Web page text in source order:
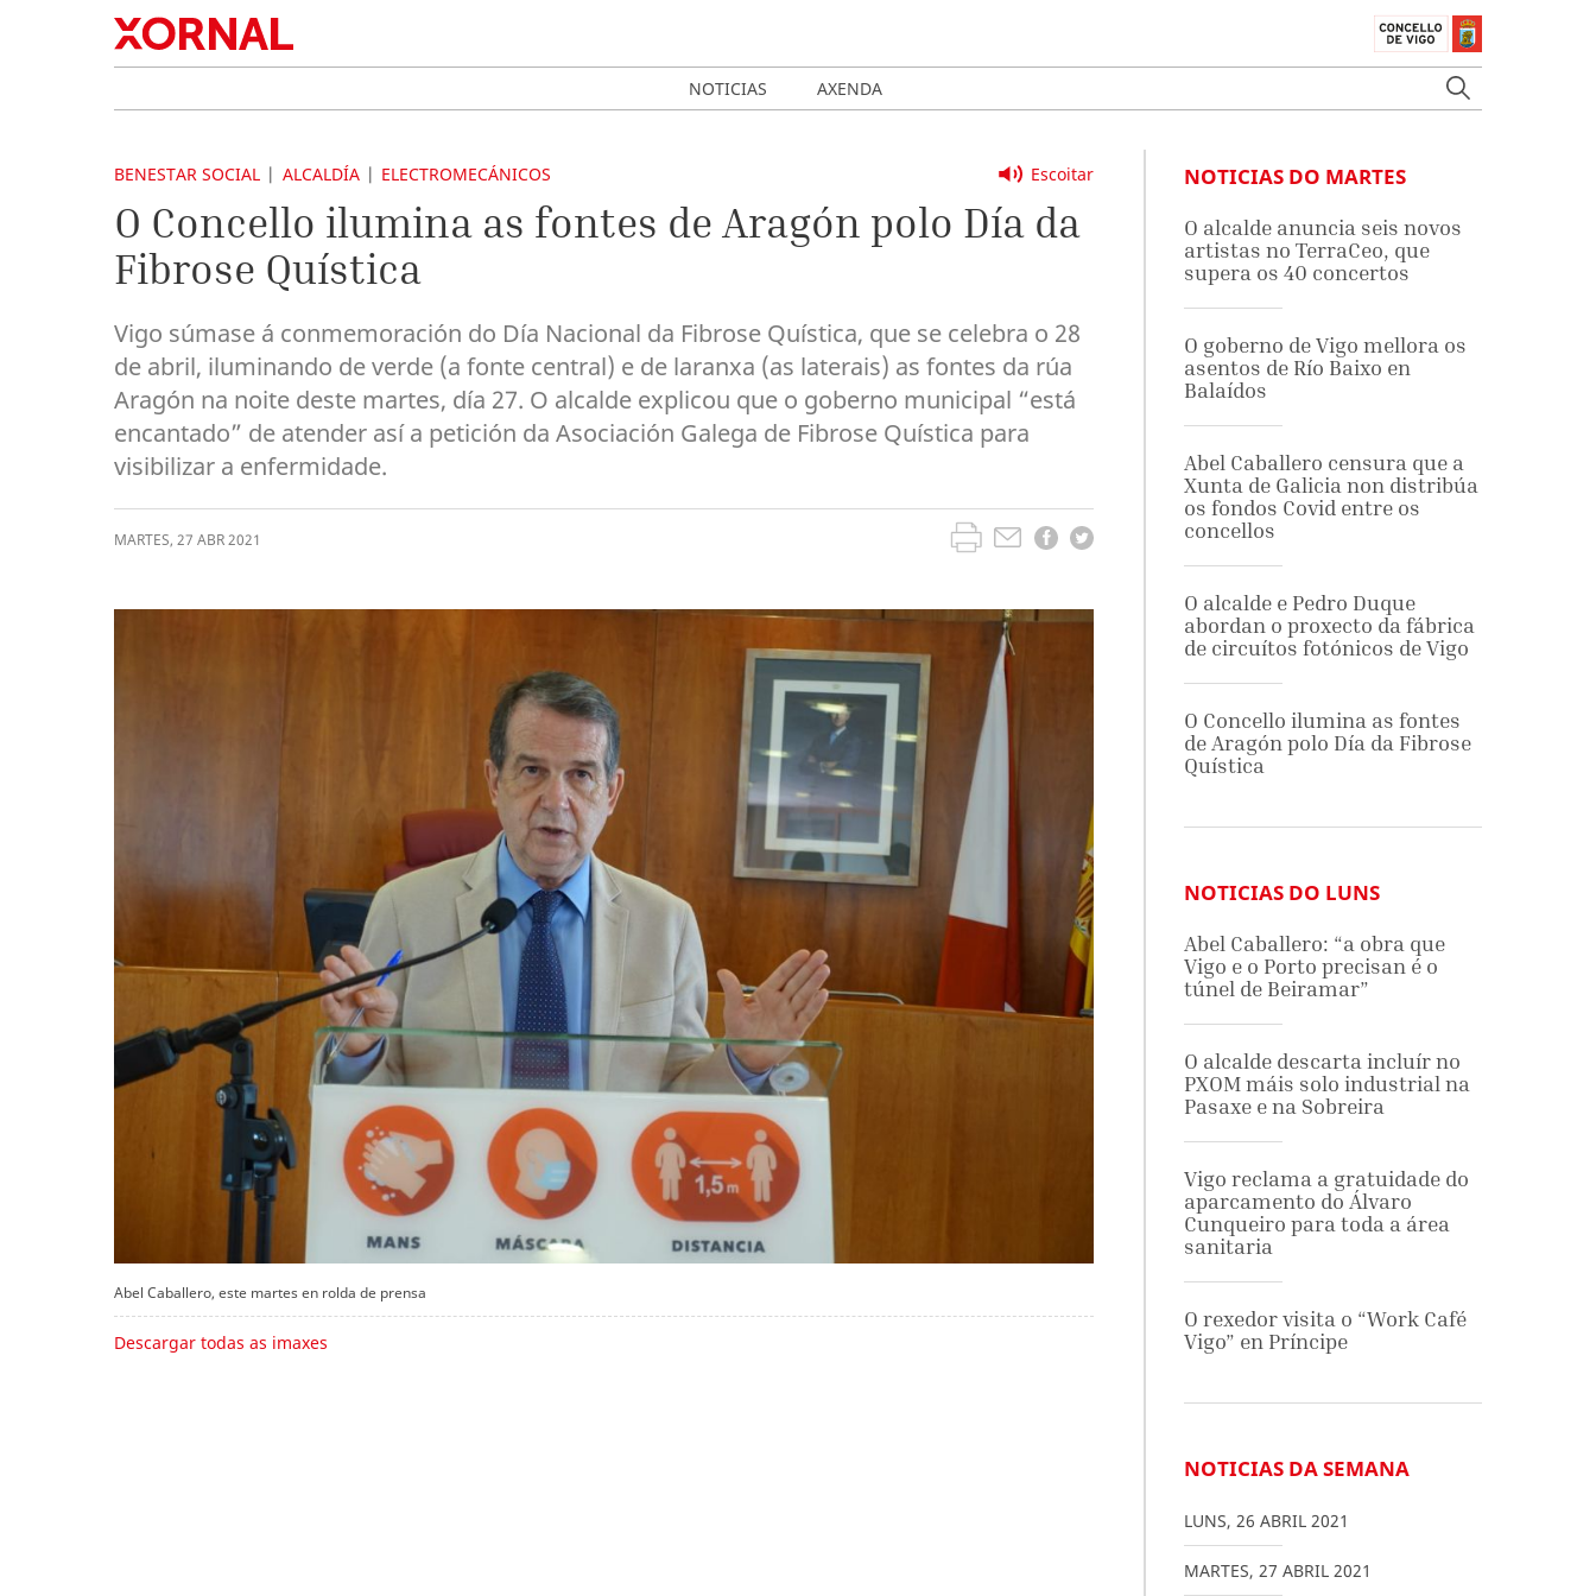
NOTICIAS AXENDA
Escoitar
BENESTAR SOCIAL ALCALDÍA ELECTROMECÁNICOS
O Concello ilumina as fontes de Aragón polo Día da
Fibrose Quística
Vigo súmase á conmemoración do Día Nacional da Fibrose Quística, que se celebra o 28
de abril, iluminando de verde (a fonte central) e de laranxa (as laterais) as fontes da rúa
Aragón na noite deste martes, día 27. O alcalde explicou que o goberno municipal “está
encantado” de atender así a petición da Asociación Galega de Fibrose Quística para
visibilizar a enfermidade.
MARTES, 27 ABR2021
Abel Caballero, este martes en rolda de prensa
Descargar todas as imaxes
NOTICIAS DO MARTES
O alcalde anuncia seis novos
artistas no TerraCeo, que
supera os 40 concertos
O goberno de Vigo mellora os
asentos de Río Baixo en
Balaídos
Abel Caballero censura que a
Xunta de Galicia non distribúa
os fondos Covid entre os
concellos
O alcalde e Pedro Duque
abordan o proxecto da fábrica
de circuítos fotónicos de Vigo
O Concello ilumina as fontes
de Aragón polo Día da Fibrose
Quística
NOTICIAS DO LUNS
Abel Caballero: “a obra que
Vigo e o Porto precisan é o
túnel de Beiramar”
O alcalde descarta incluír no
PXOM máis solo industrial na
Pasaxe e na Sobreira
Vigo reclama a gratuidade do
aparcamento do Álvaro
Cunqueiro para toda a área
sanitaria
O rexedor visita o “Work Café
Vigo” en Príncipe
NOTICIAS DA SEMANA
LUNS, 26 ABRIL 2021
MARTES, 27 ABRIL 2021